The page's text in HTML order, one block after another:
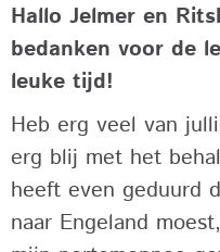
Hallo Jelmer en
bedanken voor de
leuke tijd!
Heb erg veel van
erg blij met het
heeft even geduurd
naar Engeland